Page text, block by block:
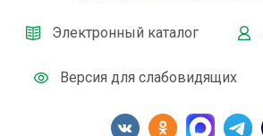
Электронный каталог
Версия для слабовидящих